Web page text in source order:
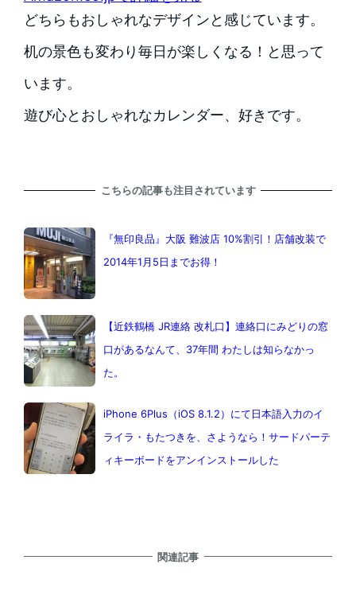
どちらもおしゃれなデザインと感じています。
机の景色も変わり毎日が楽しくなる！と思って
います。
遊び心とおしゃれなカレンダー、好きです。
こちらの記事も注目されています
『無印良品』大阪 難波店 10%割引！店舗改装で
2014年1月5日までお得！
【近鉄鶴橋 JR連絡 改札口】連絡口にみどりの窓
口があるなんて、37年間 わたしは知らなかっ
た。
iPhone 6Plus（iOS 8.1.2）にて日本語入力のイ
ライラ・もたつきを、さようなら！サードパーテ
ィキーボードをアンインストールした
関連記事